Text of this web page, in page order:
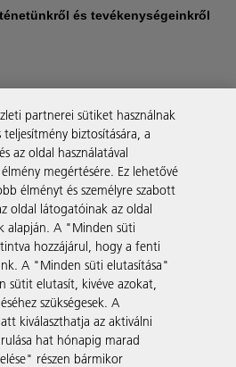
és tevékenységeinkről
partnerei sütiket használnak
biztosítására, a
az oldal használatával
megértésére. Ez lehetővé
élményt és személyre szabott
oldal látogatóinak az oldal
alapján. A "Minden süti
hozzájárul, hogy a fenti
A "Minden süti elutasítása"
sütit elutasít, kivéve azokat,
szükségesek. A
kiválaszthatja az aktiválni
hat hónapig marad
részen bármikor